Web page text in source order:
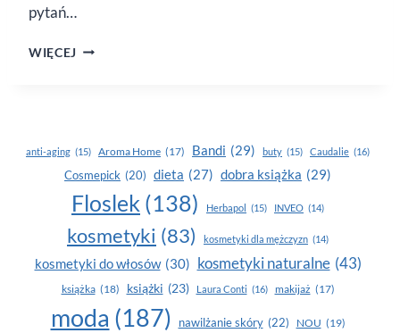
pytań…
WIĘCEJ NOWOCZESNE
anti-aging (15) Aroma Home (17) Bandi (29) buty (15) Caudalie (16)
Cosmepick (20) dieta (27) dobra książka (29)
Floslek (138) Herbapol (15) INVEO (14)
kosmetyki (83) kosmetyki dla mężczyzn (14)
kosmetyki do włosów (30) kosmetyki naturalne (43)
książka (18) książki (23) Laura Conti (16) makijaż (17)
moda (187) nawilżanie skóry (22) NOU (19)